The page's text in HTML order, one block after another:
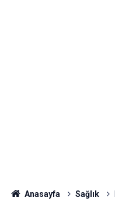
Anasayfa Sağlık